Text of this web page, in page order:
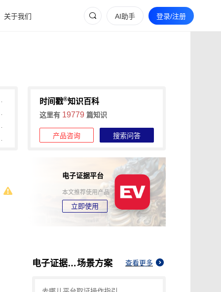
关于我们 AI助手 登录/注册
时间戳®知识百科
这里有 19779 篇知识
产品咨询 搜索问答
电子证据平台
本文推荐使用产品
立即使用
电子证据资料保存场景方案 查看更多